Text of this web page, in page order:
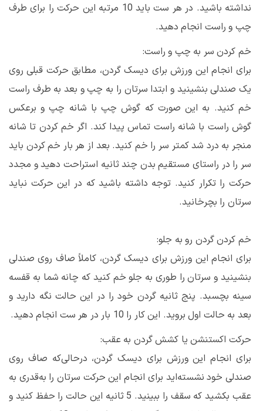
نداشته باشید. در هر ست باید 10 مرتبه این حرکت را برای طرف
چپ و راست انجام دهید.
خم کردن سر به چپ و راست:
برای انجام این ورزش برای دیسک گردن، مطابق حرکت قبلی روی
یک صندلی بنشینید و ابتدا سرتان را به چپ و بعد به طرف راست
خم کنید. به این صورت که گوش چپ با شانه چپ و برعکس
گوش راست با شانه راست تماس پیدا کند. اگر خم کردن تا شانه
منجر به درد شد کمتر سر را خم کنید. بعد از هر بار خم کردن باید
سر را در راستای مستقیم بدن چند ثانیه استراحت دهید و مجدد
حرکت را تکرار کنید. توجه داشته باشید که در این حرکت نباید
سرتان را بچرخانید.
خم کردن گردن رو به جلو:
برای انجام این ورزش برای دیسک گردن، کاملاً صاف روی صندلی
بنشینید و سرتان را طوری به جلو خم کنید که چانه شما به قفسه
سینه بچسبد. پنج ثانیه گردن خود را در این حالت نگه دارید و
بعد به حالت اول بروید. این کار را 10 بار در هر ست انجام دهید.
حرکت اکستنشن یا کشش گردن به عقب:
برای انجام این ورزش برای دیسک گردن، درحالی‌که صاف روی
صندلی خود نشسته‌اید برای انجام این حرکت سرتان را به‌قدری به
عقب بکشید که سقف را ببینید. 5 ثانیه این حالت را حفظ کنید و